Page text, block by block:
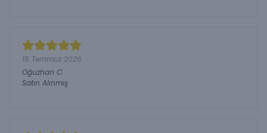
15 Temmuz 2026
Oğuzhan C.
Satın Alınmış